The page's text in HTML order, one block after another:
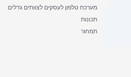
מערכת טלפון לעסקים לצוותים גדלים
תכונות
תמחור